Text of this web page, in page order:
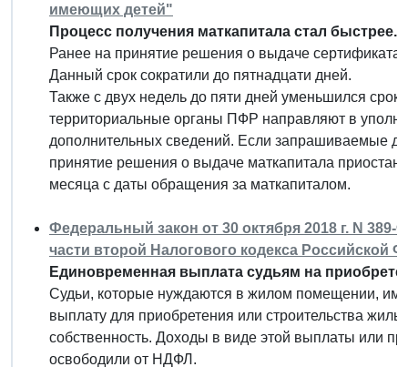
имеющих детей"
Процесс получения маткапитала стал быстрее.
Ранее на принятие решения о выдаче сертификата
Данный срок сократили до пятнадцати дней.
Также с двух недель до пяти дней уменьшился срок
территориальные органы ПФР направляют в
дополнительных сведений. Если запрашиваемые
принятие решения о выдаче маткапитала
месяца с даты обращения за маткапиталом.
Федеральный закон от 30 октября 2018 г. N
части второй Налогового кодекса Российской
Единовременная выплата судьям на
Судьи, которые нуждаются в жилом помещении,
выплату для приобретения или строительства
собственность. Доходы в виде этой выплаты или
освободили от НДФЛ.